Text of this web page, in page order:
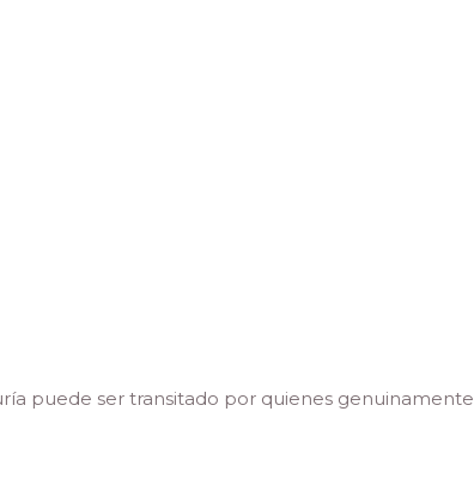
puede ser transitado por quienes genuinamente